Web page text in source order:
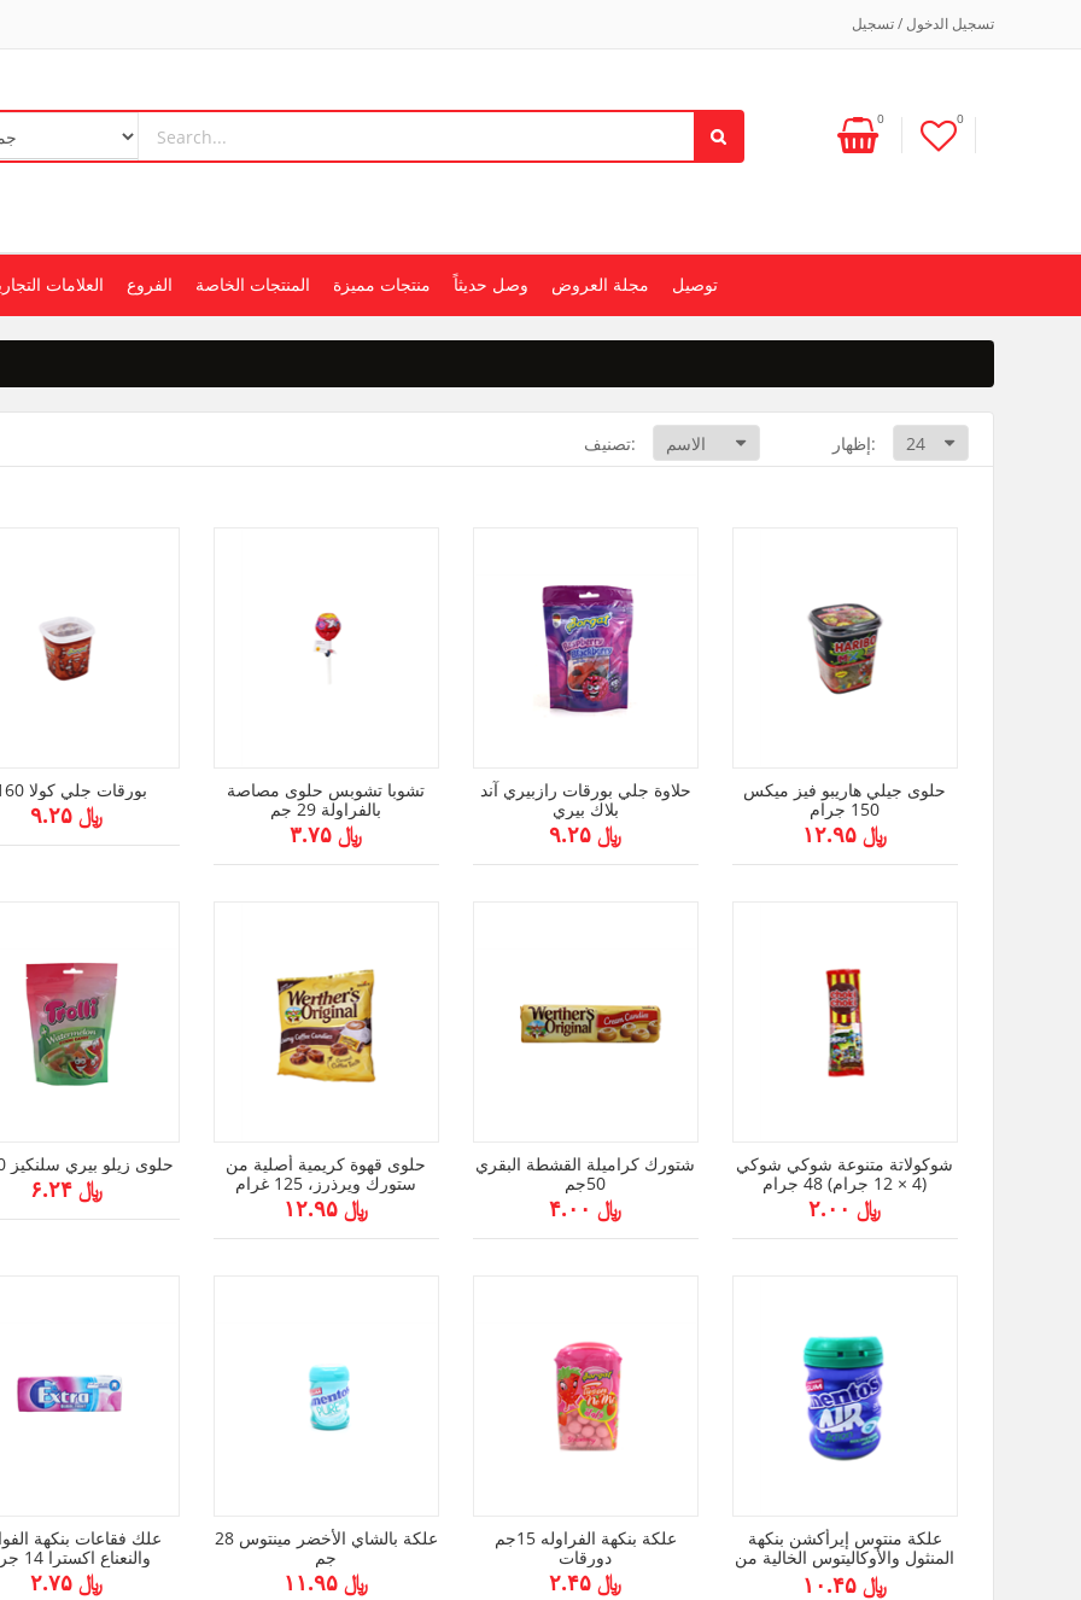
تسجيل الدخول / تسجيل
0 0
العلامات الفروع المنتجات الخاصة منتجات مميزة وصل حديثاً مجلة العروض توصيل
تصنيف: إظهار:
بورقات جلي كولا 160غ
﷼ ۹.۲۵
تشوبا تشوبس حلوى مصاصة
بالفراولة 29 جم
﷼ ۳.۷۵
حلاوة جلي بورقات رازبيري آند
بلاك بيري
﷼ ۹.۲۵
حلوى جيلي هاريبو فيز ميكس
150 جرام
﷼ ۱۲.۹۵
حلوى زيلو بيري سلنكيز 80 جم
﷼ ۶.۲۴
حلوى قهوة كريمية أصلية من
ستورك ويرذرز، 125 غرام
﷼ ۱۲.۹۵
شتورك كراميلة القشطة البقري
50جم
﷼ ۴.۰۰
شوكولاتة متنوعة شوكي شوكي
(4 × 12 جرام) 48 جرام
﷼ ۲.۰۰
علك فقاعات بنكهة
والنعناع اكسترا 14 جرام
﷼ ۲.۷۵
علكة بالشاي الأخضر مينتوس 28
جم
﷼ ۱۱.۹۵
علكة بنكهة الفراوله 15جم
دورقات
﷼ ۲.۴۵
علكة منتوس إيرأكشن بنكهة
المنثول والأوكاليتوس الخالية من
السكر (28 قطعة) 49 جم﷼ ۱۰.۴۵